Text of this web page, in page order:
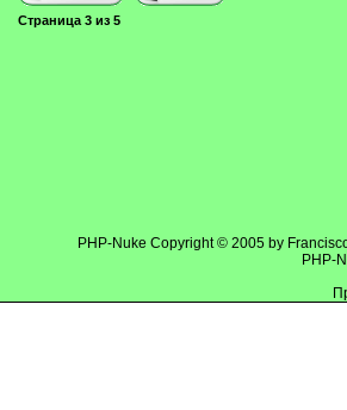
Страница 3 из 5
PHP-Nuke Copyright © 2005 by
PHP-